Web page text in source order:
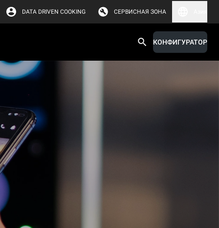
DATA DRIVEN COOKING СЕРВИСНАЯ ЗОНА
КОНФИГУРАТОР